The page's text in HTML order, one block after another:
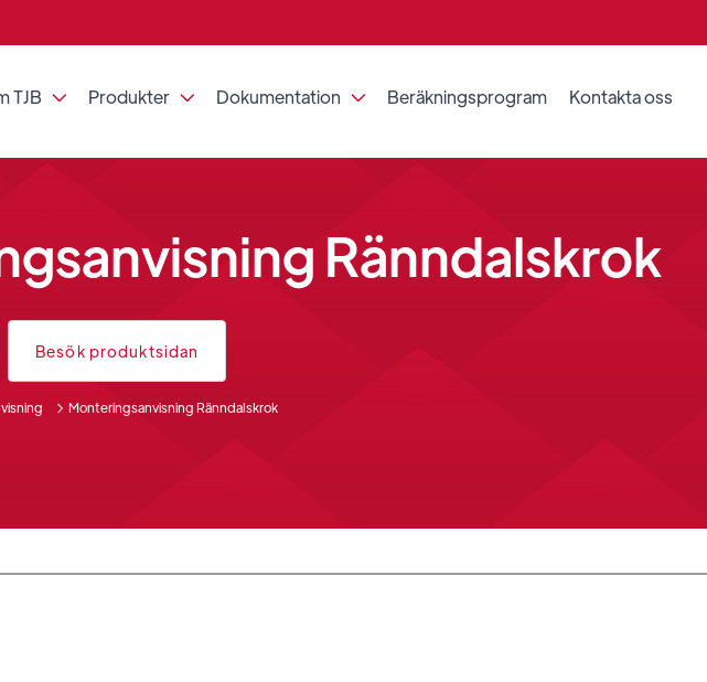
TJB  Produkter  Dokumentation  Beräkningsprogram Kontakta oss
Ränndalskrok
Besök produktsidan
Monteringsanvisning Ränndalskrok